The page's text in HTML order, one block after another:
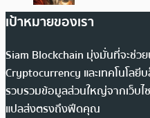
เป้าหมายของเรา
Siam Blockchain มุ่งมั่นที่จะช่ว
Cryptocurrency และเทคโนโลยี
รวบรวมข้อมูลส่วนใหญ่จากเว็บไ
แปลส่งตรงถึงฟีดคุณ